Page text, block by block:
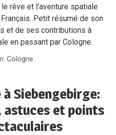
rêve et l'aventure spatiale
Petit résumé de son
et de ses contributions à
en passant par Cologne.
,Cologne
à Siebengebirge:
et points